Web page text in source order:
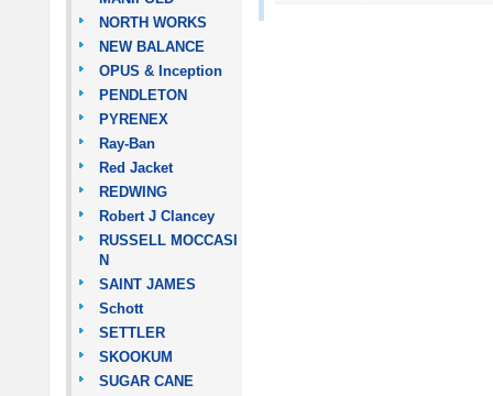
NORTH WORKS
NEW BALANCE
OPUS & Inception
PENDLETON
PYRENEX
Ray-Ban
Red Jacket
REDWING
Robert J Clancey
RUSSELL MOCCASI
N
SAINT JAMES
Schott
SETTLER
SKOOKUM
SUGAR CANE